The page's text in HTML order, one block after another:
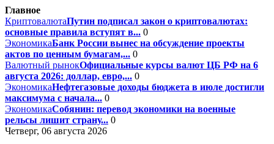
Главное
КриптовалютаПутин подписал закон о криптовалютах:
основные правила вступят в... 0
ЭкономикаБанк России вынес на обсуждение проекты
актов по ценным бумагам,... 0
Валютный рынокОфициальные курсы валют ЦБ РФ на 6
августа 2026: доллар, евро,... 0
ЭкономикаНефтегазовые доходы бюджета в июле достигли
максимума с начала... 0
ЭкономикаСобянин: перевод экономики на военные
рельсы лишит страну... 0
Четверг, 06 августа 2026